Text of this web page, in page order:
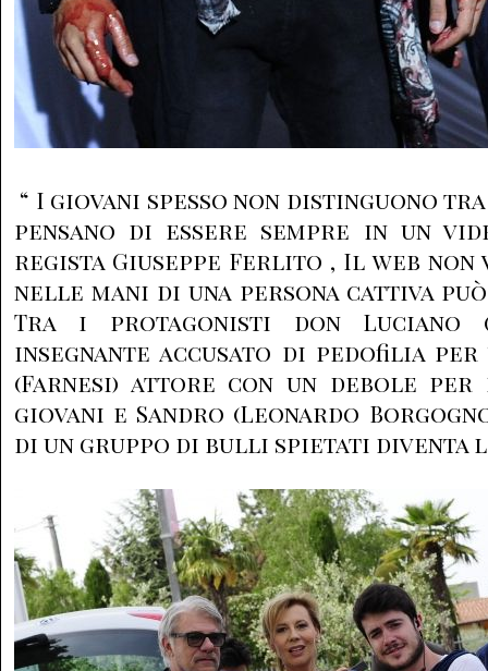
“ I giovani spesso non distinguono
pensano di essere sempre in un
regista Giuseppe Ferlito , Il web non
nelle mani di una persona cattiva
Tra i protagonisti don Luciano
insegnante accusato di pedofilia
(Farnesi) attore con un debole
giovani e Sandro (Leonardo
di un gruppo di bulli spietati diventa